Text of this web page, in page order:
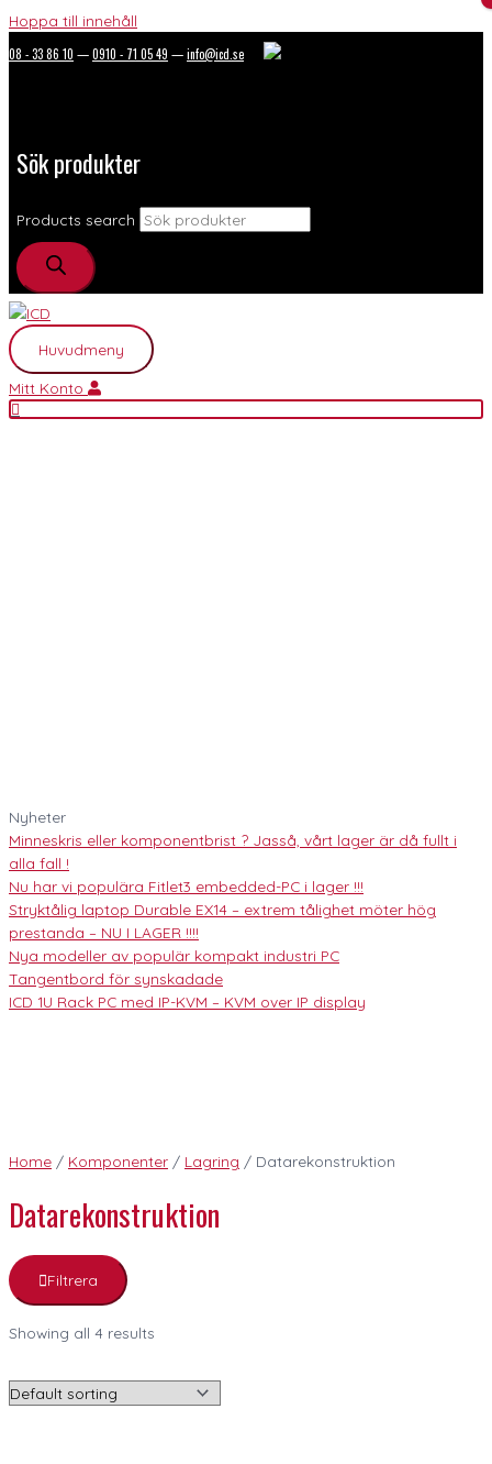
Hoppa till innehåll
08 - 33 86 10 —0910 - 71 05 49 —info@icd.se
Sök produkter
Products search
Huvudmeny
Mitt Konto
Nyheter
Minneskris eller komponentbrist ? Jasså, vårt lager är då fullt i
alla fall !
Nu har vi populära Fitlet3 embedded-PC i lager !!!
Stryktålig laptop Durable EX14 – extrem tålighet möter hög
prestanda – NU I LAGER !!!!
Nya modeller av populär kompakt industri PC
Tangentbord för synskadade
ICD 1U Rack PC med IP-KVM – KVM over IP display
Home / Komponenter / Lagring / Datarekonstruktion
Datarekonstruktion
Filtrera
Showing all 4 results